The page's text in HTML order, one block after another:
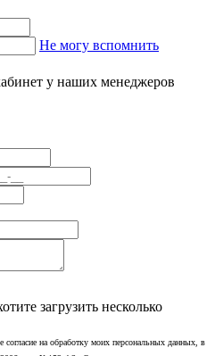
Не могу вспомнить
у наших менеджеров
загрузить несколько
на обработку моих персональных данных, в